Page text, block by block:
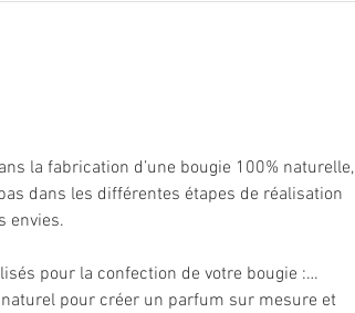
la fabrication d’une bougie 100% naturelle,
dans les différentes étapes de réalisation
envies.
pour la confection de votre bougie :…
pour créer un parfum sur mesure et